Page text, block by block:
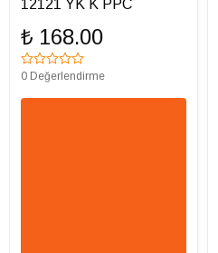
12121 YK K PPC
₺ 168.00
0 Değerlendirme